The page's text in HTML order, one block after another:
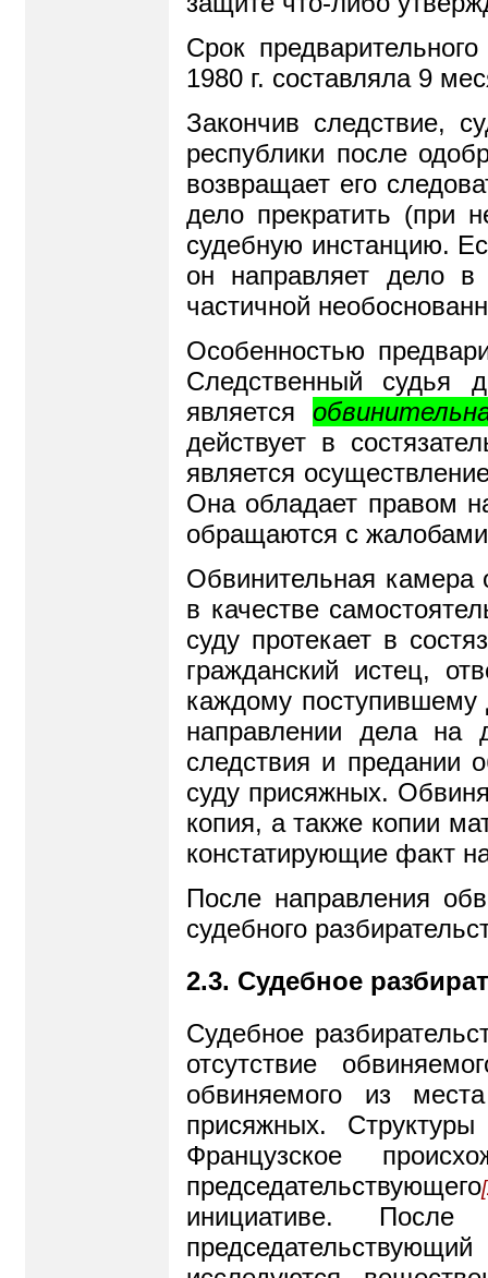
Срок
1980 г. составляла 9
Закончив следствие,
республики после
возвращает его
дело прекратить (при
судебную инстанцию.
он направляет дело
частичной
Особенностью
Следственный судья
является
действует в
является
Она обладает правом
обращаются с жалобами
Обвинительная камера
в качестве
суду протекает в
гражданский истец,
каждому
направлении дела на
следствия и предании
суду присяжных.
копия, а также копии
констатирующие факт
После направления
судебного
2.3. Судебное
Судебное
отсутствие
обвиняемого из
присяжных.
Французское
председательствующего
инициативе.